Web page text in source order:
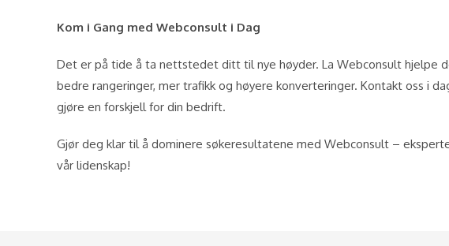
Kom i Gang med Webconsult i Dag
Det er på tide å ta nettstedet ditt til nye høyder. La Webconsult hjelpe
bedre rangeringer, mer trafikk og høyere konverteringer. Kontakt oss i
gjøre en forskjell for din bedrift.
Gjør deg klar til å dominere søkeresultatene med Webconsult –
vår lidenskap!